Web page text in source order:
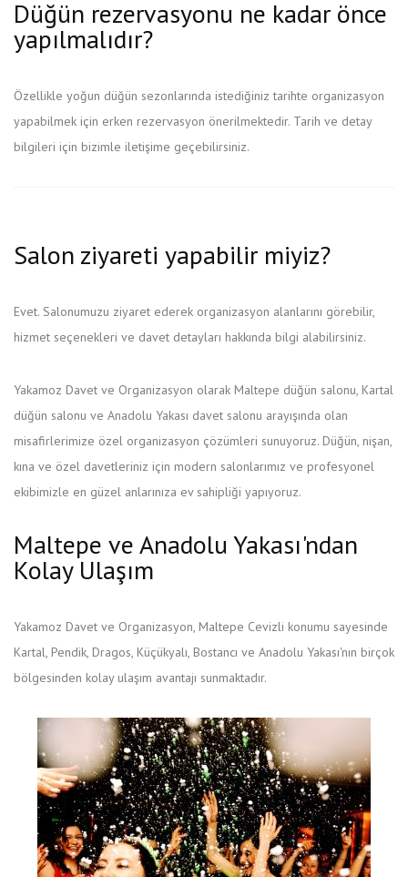
Düğün rezervasyonu ne kadar önce
yapılmalıdır?
Özellikle yoğun düğün sezonlarında istediğiniz tarihte organizasyon
yapabilmek için erken rezervasyon önerilmektedir. Tarih ve detay
bilgileri için bizimle iletişime geçebilirsiniz.
Salon ziyareti yapabilir miyiz?
Evet. Salonumuzu ziyaret ederek organizasyon alanlarını görebilir,
hizmet seçenekleri ve davet detayları hakkında bilgi alabilirsiniz.
Yakamoz Davet ve Organizasyon olarak Maltepe düğün salonu, Kartal
düğün salonu ve Anadolu Yakası davet salonu arayışında olan
misafirlerimize özel organizasyon çözümleri sunuyoruz. Düğün, nişan,
kına ve özel davetleriniz için modern salonlarımız ve profesyonel
ekibimizle en güzel anlarınıza ev sahipliği yapıyoruz.
Maltepe ve Anadolu Yakası'ndan
Kolay Ulaşım
Yakamoz Davet ve Organizasyon, Maltepe Cevizli konumu sayesinde
Kartal, Pendik, Dragos, Küçükyalı, Bostancı ve Anadolu Yakası'nın birçok
bölgesinden kolay ulaşım avantajı sunmaktadır.